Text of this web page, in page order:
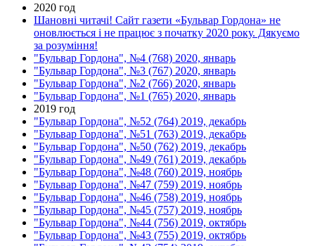
2020 год
Шановні читачі! Сайт газети «Бульвар Гордона» не
оновлюється і не працює з початку 2020 року. Дякуємо
за розуміння!
"Бульвар Гордона", №4 (768) 2020, январь
"Бульвар Гордона", №3 (767) 2020, январь
"Бульвар Гордона", №2 (766) 2020, январь
"Бульвар Гордона", №1 (765) 2020, январь
2019 год
"Бульвар Гордона", №52 (764) 2019, декабрь
"Бульвар Гордона", №51 (763) 2019, декабрь
"Бульвар Гордона", №50 (762) 2019, декабрь
"Бульвар Гордона", №49 (761) 2019, декабрь
"Бульвар Гордона", №48 (760) 2019, ноябрь
"Бульвар Гордона", №47 (759) 2019, ноябрь
"Бульвар Гордона", №46 (758) 2019, ноябрь
"Бульвар Гордона", №45 (757) 2019, ноябрь
"Бульвар Гордона", №44 (756) 2019, октябрь
"Бульвар Гордона", №43 (755) 2019, октябрь